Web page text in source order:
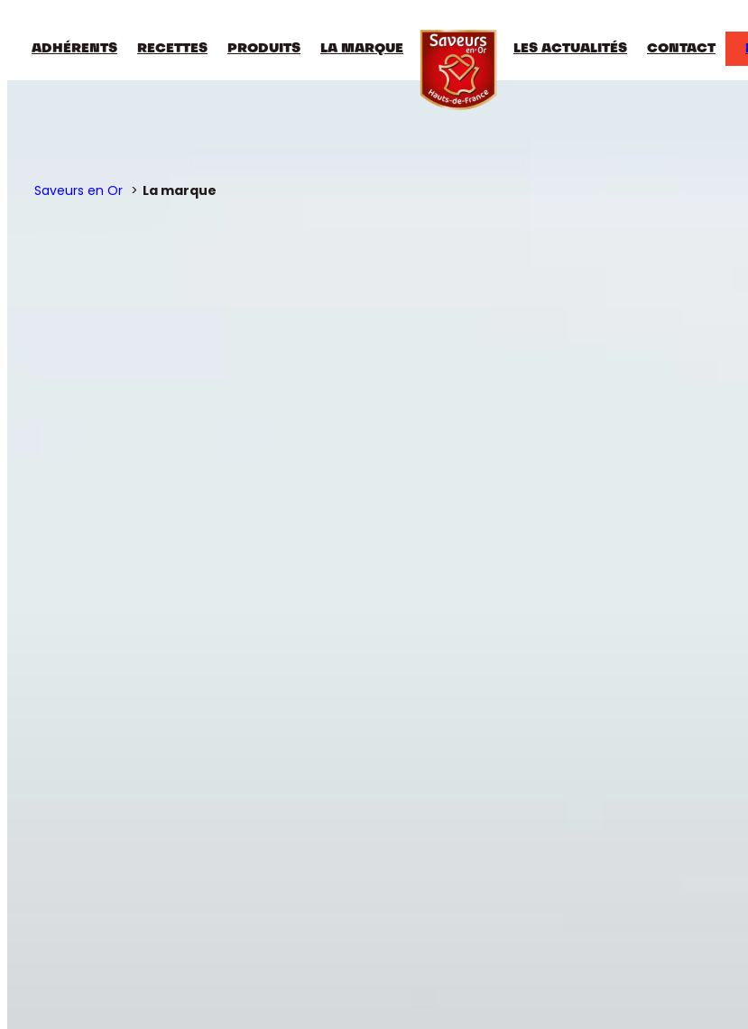
contenu
ADHÉRENTS RECETTES PRODUITS LA MARQUE LES ACTUALITÉS CONTACT
Saveurs en Or La marque